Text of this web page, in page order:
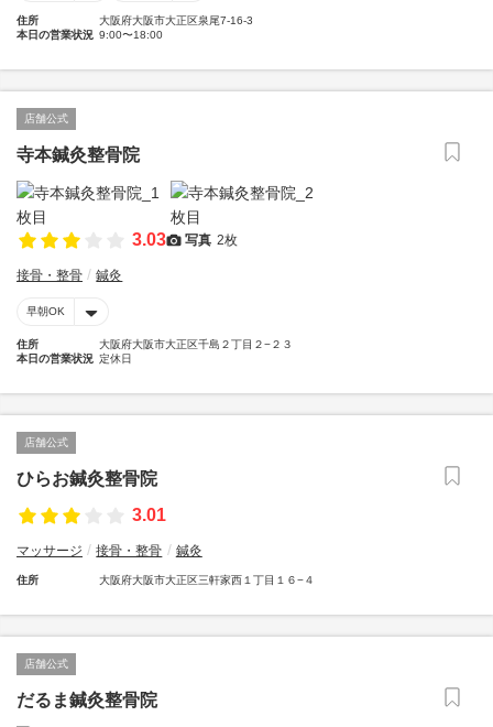
住所
大阪府大阪市大正区泉尾7-16-3
本日の営業状況 9:00〜18:00
店舗公式
寺本鍼灸整骨院
3.03 写真 2枚
接骨・整骨 鍼灸
早朝OK
住所
大阪府大阪市大正区千島２丁目２−２３
本日の営業状況 定休日
店舗公式
ひらお鍼灸整骨院
3.01
マッサージ 接骨・整骨 鍼灸
住所 大阪府大阪市大正区三軒家西１丁目１６−４
店舗公式
だるま鍼灸整骨院